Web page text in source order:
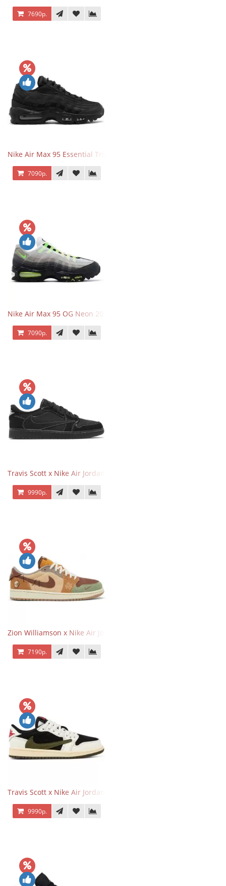
7690р.
Nike Air Max 95 Essential Triple Black
7090р.
Nike Air Max 95 OG Neon 2025
7090р.
Travis Scott x Nike Air Jordan 1 Retro Low OG SP Black Phantom
9990р.
Zion Williamson x Nike Air Jordan 1 Retro Low OG Voodoo
7190р.
Travis Scott x Nike Air Jordan 1 Retro Low OG SP Olive
9990р.